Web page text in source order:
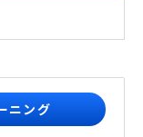
ニング